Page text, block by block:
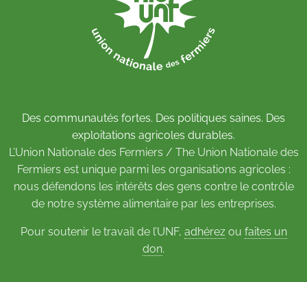
Des communautés fortes. Des politiques saines. Des
exploitations agricoles durables.
L’Union Nationale des Fermiers / The Union Nationale des
Fermiers est unique parmi les organisations agricoles :
nous défendons les intérêts des gens contre le contrôle
de notre système alimentaire par les entreprises.
Pour soutenir le travail de l’UNF, adhérezou faites un
don.